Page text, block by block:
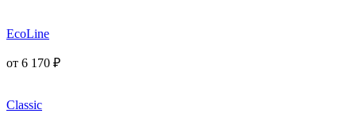
EcoLine
от 6 170 ₽
Classic